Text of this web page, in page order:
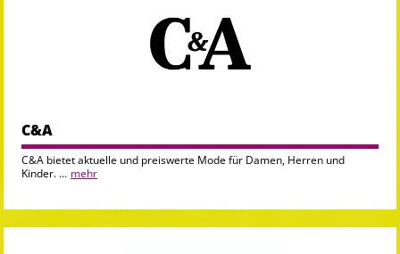
C&A
C&A bietet aktuelle und preiswerte Mode für Damen, Herren und
Kinder. ... mehr